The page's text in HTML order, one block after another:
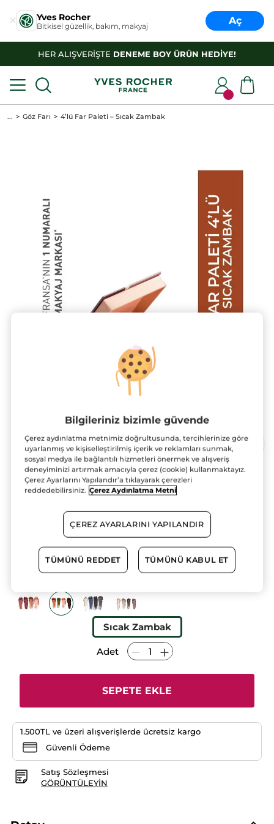
Yves Rocher
Bitkisel güzellik, bakım, makyaj Aç
HER ALIŞVERİŞTE DENEME BOY ÜRÜN HEDİYE!
... Göz Farı 4’lü Far Paleti – Sıcak Zambak
Kamera ile dene!
4’lü Far Paleti – Sıcak Zambak
5.9 g
4.6
Bu
4’lü
Far
Paleti
Manolya
YORUM EKLE
3 AL 2 ÖDE!
1284.90 TL
Sıcak Zambak
Adet
SEPETE EKLE
1.500TL ve üzeri alışverişlerde ücretsiz kargo
Güvenli Ödeme
Satış Sözleşmesi
GÖRÜNTÜLEYIN
Bilgileriniz bizimle güvende
Çerez aydınlatma metnimiz doğrultusunda, tercihlerinize göre
uyarlanmış ve kişiselleştirilmiş içerik ve reklamları sunmak,
sosyal medya ile bağlantılı hizmetleri önermek ve alışveriş
deneyiminizi artırmak amacıyla çerez (cookie) kullanmaktayız.
Çerez Ayarlarını Yapılandır’a tıklayarak çerezleri
reddedebilirsiniz. Çerez Aydınlatma Metni
ÇEREZ AYARLARINI YAPILANDIR
TÜMÜNÜ REDDET TÜMÜNÜ KABUL ET